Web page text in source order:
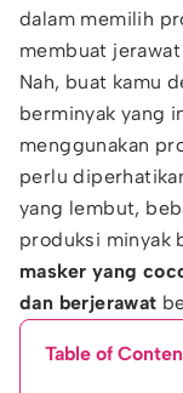
dalam memilih
membuat
Nah, buat kamu
berminyak yang
menggunakan
perlu
yang lembut,
produksi minyak
masker yang
dan berjerawat
Table of